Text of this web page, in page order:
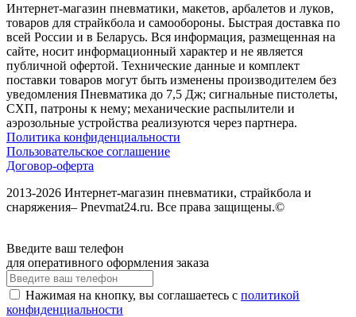
Интернет-магазин пневматики, макетов, арбалетов и луков,
товаров для страйкбола и самообороны. Быстрая доставка по
всей России и в Беларусь. Вся информация, размещенная на
сайте, носит информационный характер и не является
публичной офертой. Технические данные и комплект
поставки товаров могут быть изменены производителем без
уведомления Пневматика до 7,5 Дж; сигнальные пистолеты,
СХП, патроны к нему; механические распылители и
аэрозольные устройства реализуются через партнера.
Политика конфиденциальности
Пользовательское соглашение
Договор-оферта
2013-2026 Интернет-магазин пневматики, страйкбола и
снаряжения– Pnevmat24.ru. Все права защищены.©
Введите ваш телефон
для оперативного оформления заказа
Нажимая на кнопку, вы соглашаетесь с политикой
конфиденциальности